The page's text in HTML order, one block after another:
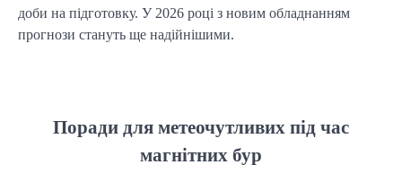
доби на підготовку. У 2026 році з новим обладнанням
прогнози стануть ще надійнішими.
Поради для метеочутливих під час
магнітних бур